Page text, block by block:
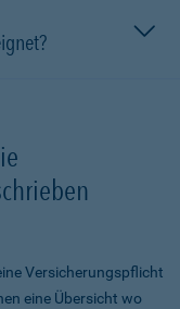
Versicherungspflicht
eine Übersicht wo